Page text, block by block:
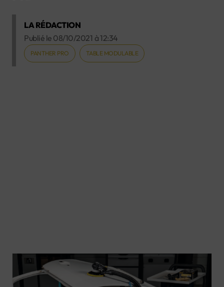
LA RÉDACTION
Publié le 08/10/2021 à 12:34
PANTHER PRO TABLE MODULABLE